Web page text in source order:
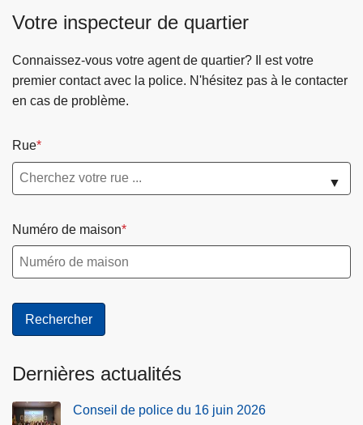
Votre inspecteur de quartier
Connaissez-vous votre agent de quartier? Il est votre
premier contact avec la police. N'hésitez pas à le contacter
en cas de problème.
Rue
▼
Numéro de maison
Dernières actualités
Conseil de police du 16 juin 2026